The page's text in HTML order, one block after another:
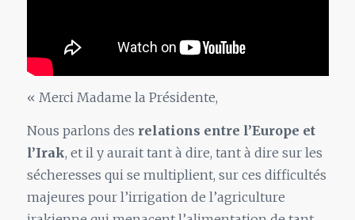
« Merci Madame la Présidente,
Nous parlons des relations entre l’Europe et
l’Irak, et il y aurait tant à dire, tant à dire sur les
sécheresses qui se multiplient, sur ces difficultés
majeures pour l’irrigation de l’agriculture